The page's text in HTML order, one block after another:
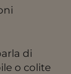
di
o colite